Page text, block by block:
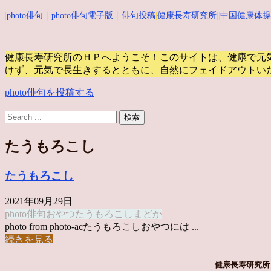
photo俳句 photo俳句電子版 俳句投稿 健康長寿研究所 中国健康体操
健康長寿研究所のＨＰへようこそ！このサイトは、健康で
けず、元気で長生きするとともに、自然にフェイドアウトい
photo俳句を投稿する
たうもろこし
たうもろこし
2021年09月29日
photo俳句おやつたうもろこし まどか
photo from photo-acたうもろこしおやつには ...
続きを見る
健康長寿研究